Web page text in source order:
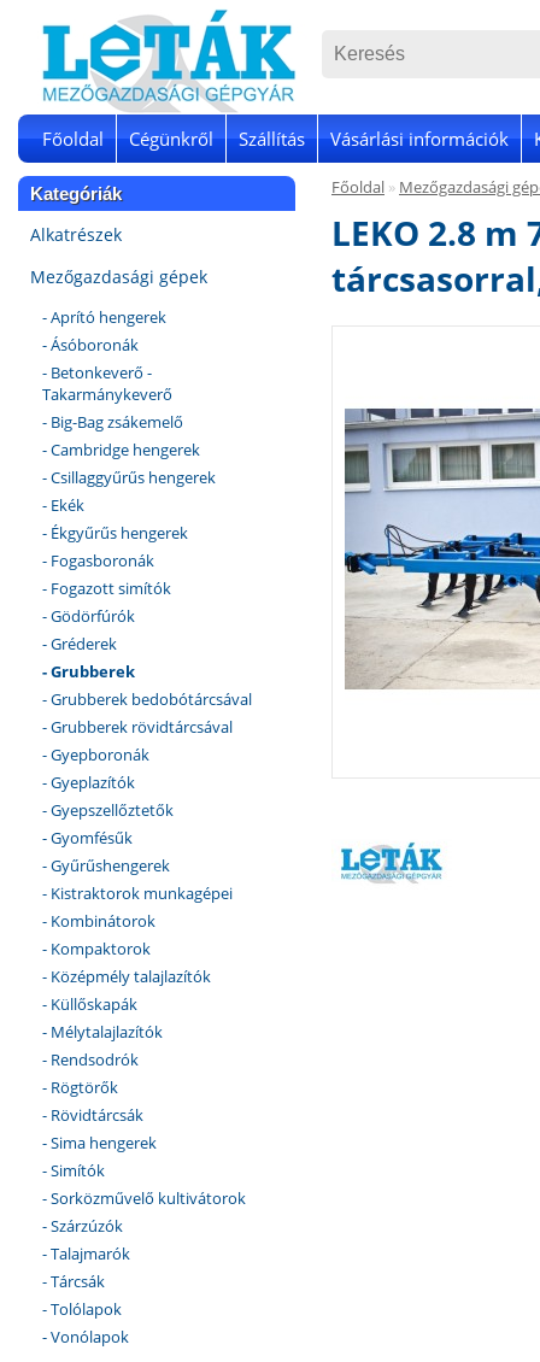
Főoldal Cégünkről Szállítás Vásárlási információk
Kategóriák
Alkatrészek
Mezőgazdasági gépek
- Aprító hengerek
- Ásóboronák
- Betonkeverő -
Takarmánykeverő
- Big-Bag zsákemelő
- Cambridge hengerek
- Csillaggyűrűs hengerek
- Ekék
- Ékgyűrűs hengerek
- Fogasboronák
- Fogazott simítók
- Gödörfúrók
- Gréderek
- Grubberek
- Grubberek bedobótárcsával
- Grubberek rövidtárcsával
- Gyepboronák
- Gyeplazítók
- Gyepszellőztetők
- Gyomfésűk
- Gyűrűshengerek
- Kistraktorok munkagépei
- Kombinátorok
- Kompaktorok
- Középmély talajlazítók
- Küllőskapák
- Mélytalajlazítók
- Rendsodrók
- Rögtörők
- Rövidtárcsák
- Sima hengerek
- Simítók
- Sorközművelő kultivátorok
- Szárzúzók
- Talajmarók
- Tárcsák
- Tolólapok
- Vonólapok
Főoldal » Mezőgazdasági
LEKO 2.8